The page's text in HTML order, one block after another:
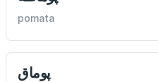
pomata
پوماق